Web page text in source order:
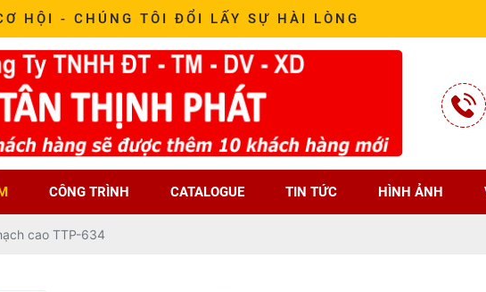
HỘI - CHÚNG TÔI ĐỔI LẤY SỰ HÀI LÒNG
CÔNG TRÌNH CATALOGUE TIN TỨC HÌNH ẢNH
cao TTP-634